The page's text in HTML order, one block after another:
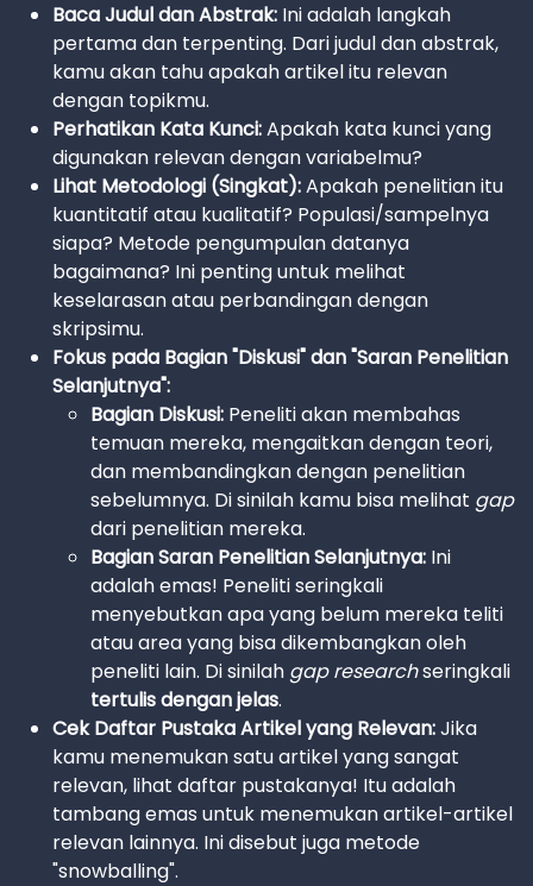
Baca Judul dan Abstrak: Ini adalah langkah
pertama dan terpenting. Dari judul dan abstrak,
kamu akan tahu apakah artikel itu relevan
dengan topikmu.
Perhatikan Kata Kunci:Apakah kata kunci yang
digunakan relevan dengan variabelmu?
Lihat Metodologi (Singkat):Apakah penelitian itu
kuantitatif atau kualitatif? Populasi/sampelnya
siapa? Metode pengumpulan datanya
bagaimana? Ini penting untuk melihat
keselarasan atau perbandingan dengan
skripsimu.
Fokus pada Bagian "Diskusi" dan "Saran Penelitian
Selanjutnya":
Bagian Diskusi: Peneliti akan membahas
temuan mereka, mengaitkan dengan teori,
dan membandingkan dengan penelitian
sebelumnya. Di sinilah kamu bisa melihat gap
dari penelitian mereka.
Bagian Saran Penelitian Selanjutnya: Ini
adalah emas! Peneliti seringkali
menyebutkan apa yang belum mereka teliti
atau area yang bisa dikembangkan oleh
peneliti lain. Di sinilah gap researchseringkali
tertulis dengan jelas.
Cek Daftar Pustaka Artikel yang Relevan:Jika
kamu menemukan satu artikel yang sangat
relevan, lihat daftar pustakanya! Itu adalah
tambang emas untuk menemukan artikel-artikel
relevan lainnya. Ini disebut juga metode
"snowballing".